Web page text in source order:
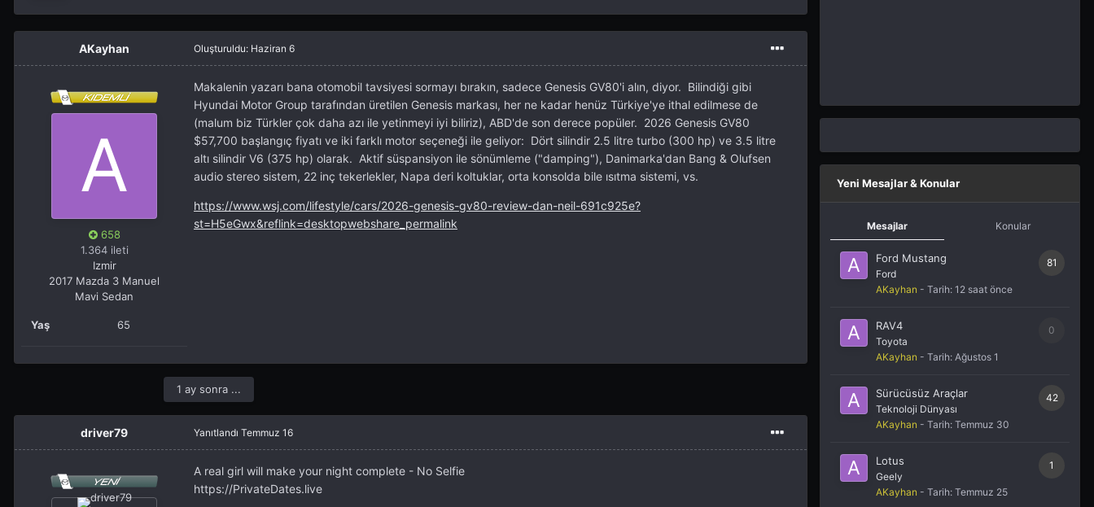
AKayhan
658
1.364 ileti
Izmir
2017 Mazda 3 Manuel
Mavi Sedan
Yaş 65
Oluşturuldu: Haziran 6
Makalenin yazarı bana otomobil tavsiyesi sormayı bırakın, sadece Genesis GV80'i alın, diyor. Bilindiği gibi
Hyundai Motor Group tarafından üretilen Genesis markası, her ne kadar henüz Türkiye'ye ithal edilmese de
(malum biz Türkler çok daha azı ile yetinmeyi iyi biliriz), ABD'de son derece popüler. 2026 Genesis GV80
$57,700 başlangıç fiyatı ve iki farklı motor seçeneği ile geliyor: Dört silindir 2.5 litre turbo (300 hp) ve 3.5 litre
altı silindir V6 (375 hp) olarak. Aktif süspansiyon ile sönümleme ("damping"), Danimarka'dan Bang & Olufsen
audio stereo sistem, 22 inç tekerlekler, Napa deri koltuklar, orta konsolda bile ısıtma sistemi, vs.
https://www.wsj.com/lifestyle/cars/2026-genesis-gv80-review-dan-neil-691c925e?
st=H5eGwx&reflink=desktopwebshare_permalink
1 ay sonra ...
driver79 Yanıtlandı Temmuz 16
A real girl will make your night complete - No Selfie
https://PrivateDates.live
Yeni Mesajlar & Konular
Mesajlar Konular
81
Ford Mustang
Ford
AKayhan - Tarih: 12 saat önce
0
RAV4
Toyota
AKayhan - Tarih: Ağustos 1
42
Sürücüsüz Araçlar
Teknoloji Dünyası
AKayhan - Tarih: Temmuz 30
1
Lotus
Geely
AKayhan - Tarih: Temmuz 25